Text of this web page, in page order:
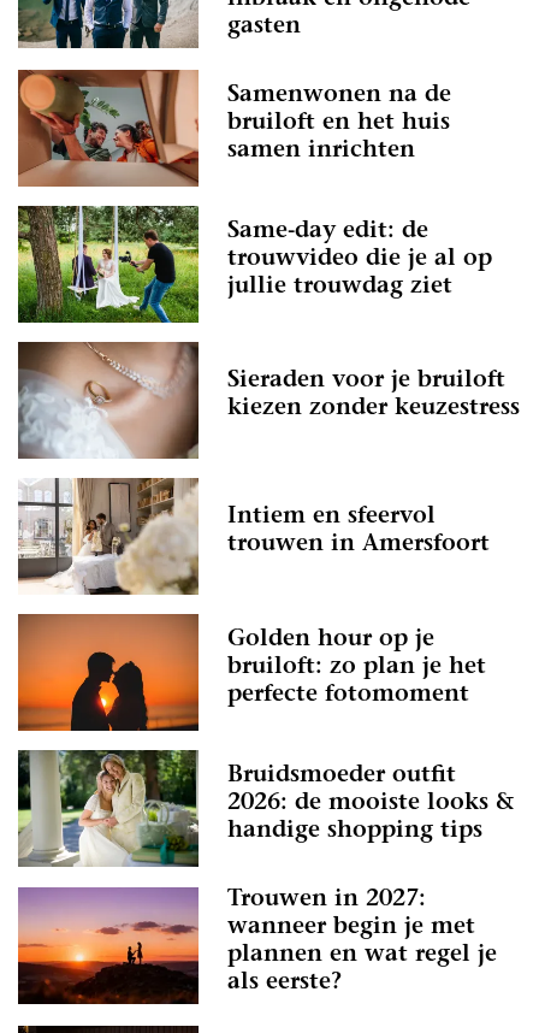
gasten
Samenwonen na de
bruiloft en het huis
samen inrichten
Same-day edit: de
trouwvideo die je al op
jullie trouwdag ziet
Sieraden voor je bruiloft
kiezen zonder keuzestress
Intiem en sfeervol
trouwen in Amersfoort
Golden hour op je
bruiloft: zo plan je het
perfecte fotomoment
Bruidsmoeder outfit
2026: de mooiste looks &
handige shopping tips
Trouwen in 2027:
wanneer begin je met
plannen en wat regel je
als eerste?